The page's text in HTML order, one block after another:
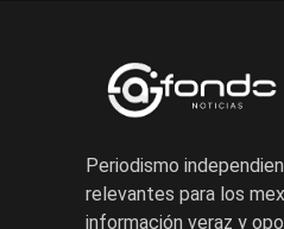
Periodismo
relevantes para los
información veraz y